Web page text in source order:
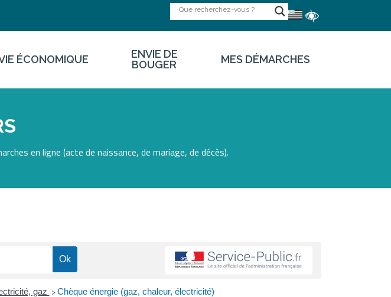
ÉCONOMIQUE
ENVIE DE
BOUGER
MES DÉMARCHES
en ligne (acte de naissance, de mariage, de décès).
gaz > Chèque énergie (gaz, chaleur, électricité)